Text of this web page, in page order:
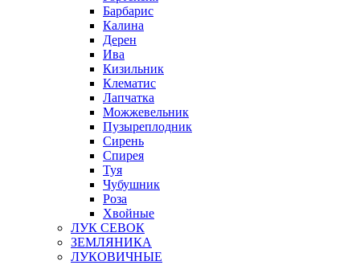
Барбарис
Калина
Дерен
Ива
Кизильник
Клематис
Лапчатка
Можжевельник
Пузыреплодник
Сирень
Спирея
Туя
Чубушник
Роза
Хвойные
ЛУК СЕВОК
ЗЕМЛЯНИКА
ЛУКОВИЧНЫЕ